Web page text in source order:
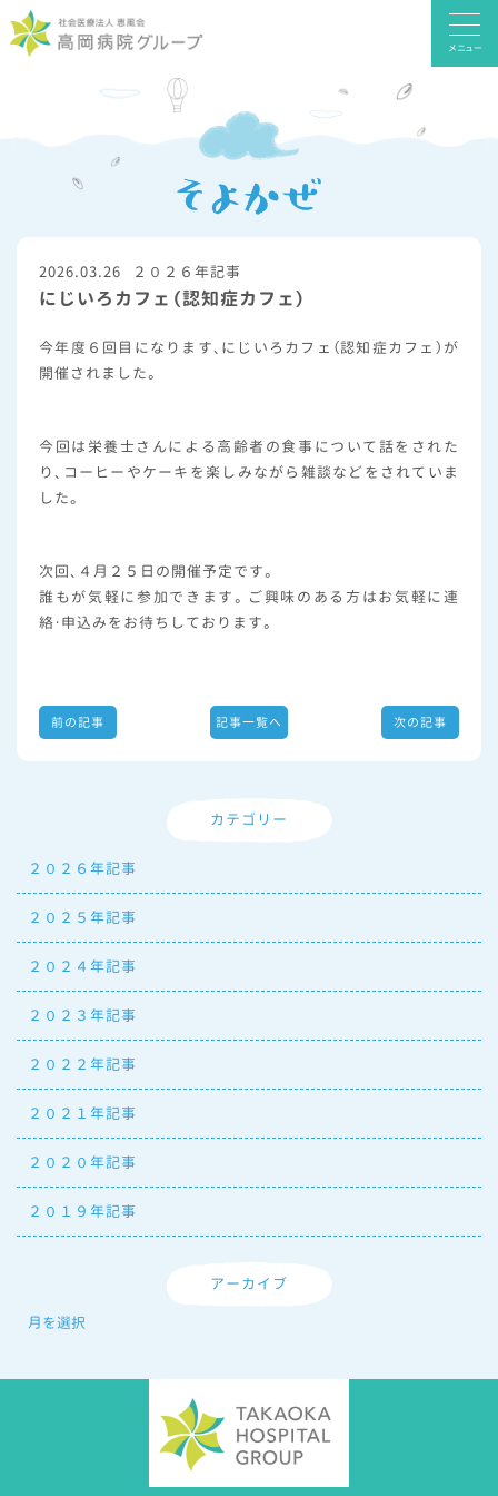
メニュー
2026.03.26 ２０２６年記事
にじいろカフェ（認知症カフェ）
今年度６回目になります、にじいろカフェ（認知症カフェ）が
開催されました。
今回は栄養士さんによる高齢者の食事について話をされた
り、コーヒーやケーキを楽しみながら雑談などをされていま
した。
次回、４月２５日の開催予定です。
誰もが気軽に参加できます。ご興味のある方はお気軽に連
絡・申込みをお待ちしております。
前の記事 次の記事
記事一覧へ
カテゴリー
２０２６年記事
２０２５年記事
２０２４年記事
２０２３年記事
２０２２年記事
２０２１年記事
２０２０年記事
２０１９年記事
アーカイブ